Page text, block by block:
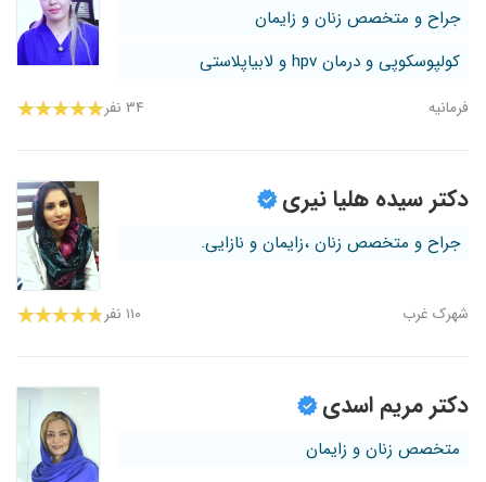
جراح و متخصص زنان و زایمان
کولپوسکوپی و درمان hpv و لابیاپلاستی
فرمانیه ۳۴ نفر
دکتر سیده هلیا نیری
جراح و متخصص زنان ،زایمان و نازایی.
شهرک غرب ۱۱۰ نفر
دکتر مریم اسدی
متخصص زنان و زایمان